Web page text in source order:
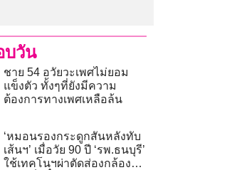
บวัน
ชาย 54 อวัยวะเพศไม่ยอม
แข็งตัว ทั้งๆที่ยังมีความ
ต้องการทางเพศเหลือล้น
‘หมอนรองกระดูกสันหลังทับ
เส้นฯ’ เมื่อวัย 90 ปี ‘รพ.ธนบุรี’
ใช้เทคโนฯผ่าตัดส่องกล้อง